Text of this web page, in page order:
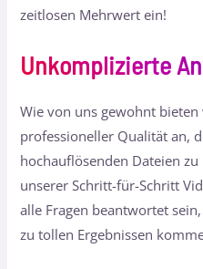
zeitlosen Mehrwert ein!
Unkomplizierte
Wie von uns gewohnt
professioneller Qualität an,
hochauflösenden Dateien
unserer Schritt-für-Schritt
alle Fragen beantwortet
zu tollen Ergebnissen